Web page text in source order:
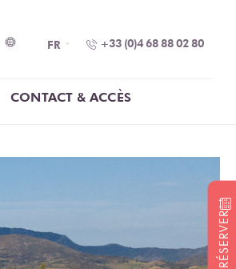
FR +33 (0)4 68 88 02 80
CONTACT & ACCÈS
RÉSERVER